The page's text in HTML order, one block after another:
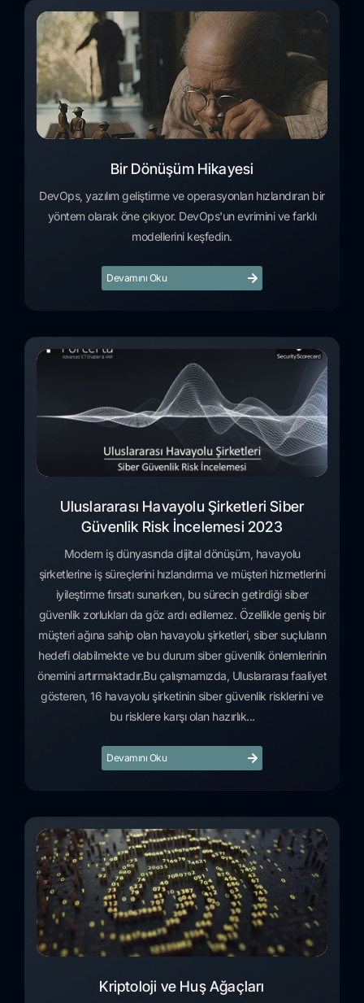
Bir Dönüşüm Hikayesi
DevOps, yazılım geliştirme ve operasyonları hızlandıran bir
yöntem olarak öne çıkıyor. DevOps'un evrimini ve farklı
modellerini keşfedin.
Devamını Oku
Uluslararası Havayolu Şirketleri Siber
Güvenlik Risk İncelemesi 2023
Modern iş dünyasında dijital dönüşüm, havayolu
şirketlerine iş süreçlerini hızlandırma ve müşteri hizmetlerini
iyileştirme fırsatı sunarken, bu sürecin getirdiği siber
güvenlik zorlukları da göz ardı edilemez. Özellikle geniş bir
müşteri ağına sahip olan havayolu şirketleri, siber suçluların
hedefi olabilmekte ve bu durum siber güvenlik önlemlerinin
önemini artırmaktadır.Bu çalışmamızda, Uluslararası faaliyet
gösteren, 16 havayolu şirketinin siber güvenlik risklerini ve
bu risklere karşı olan hazırlık...
Devamını Oku
Kriptoloji ve Huş Ağaçları